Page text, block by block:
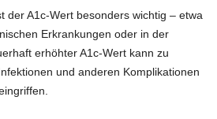
der A1c-Wert besonders wichtig – etwa
Erkrankungen oder in der
erhöhter A1c-Wert kann zu
und anderen Komplikationen